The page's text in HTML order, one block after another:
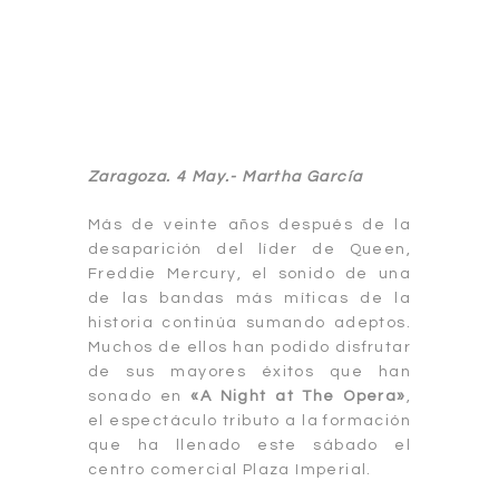
Zaragoza. 4 May.- Martha García
Más de veinte años después de la
desaparición del líder de Queen,
Freddie Mercury, el sonido de una
de las bandas más míticas de la
historia continúa sumando adeptos.
Muchos de ellos han podido disfrutar
de sus mayores éxitos que han
sonado en«A Night at The Opera» ,
el espectáculo tributo a la formación
que ha llenado este sábado el
centro comercial Plaza Imperial.